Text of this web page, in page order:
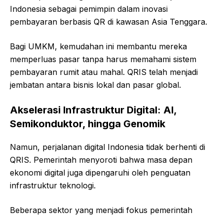
Indonesia sebagai pemimpin dalam inovasi
pembayaran berbasis QR di kawasan Asia Tenggara.
Bagi UMKM, kemudahan ini membantu mereka
memperluas pasar tanpa harus memahami sistem
pembayaran rumit atau mahal. QRIS telah menjadi
jembatan antara bisnis lokal dan pasar global.
Akselerasi Infrastruktur Digital: AI,
Semikonduktor, hingga Genomik
Namun, perjalanan digital Indonesia tidak berhenti di
QRIS. Pemerintah menyoroti bahwa masa depan
ekonomi digital juga dipengaruhi oleh penguatan
infrastruktur teknologi.
Beberapa sektor yang menjadi fokus pemerintah